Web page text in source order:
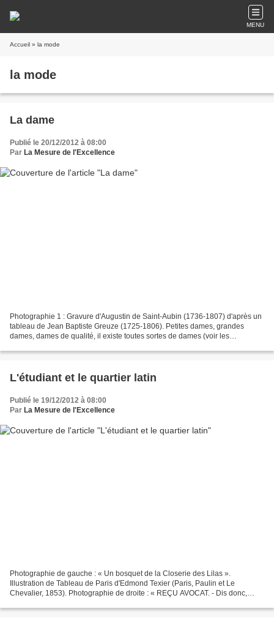
MENU
Accueil » la mode
la mode
La dame
Publié le 20/12/2012 à 08:00
Par La Mesure de l'Excellence
Photographie 1 : Gravure d'Augustin de Saint-Aubin (1736-1807) d'après un
tableau de Jean Baptiste Greuze (1725-1806). Petites dames, grandes
dames, dames de qualité, il existe toutes sortes de dames (voir les
L'étudiant et le quartier latin
Publié le 19/12/2012 à 08:00
Par La Mesure de l'Excellence
Photographie de gauche : « Un bosquet de la Closerie des Lilas ».
Illustration de Tableau de Paris d'Edmond Texier (Paris, Paulin et Le
Chevalier, 1853). Photographie de droite : « REÇU AVOCAT. - Dis donc,